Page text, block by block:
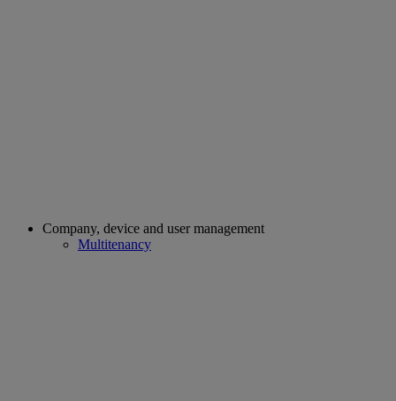
Company, device and user management
Multitenancy